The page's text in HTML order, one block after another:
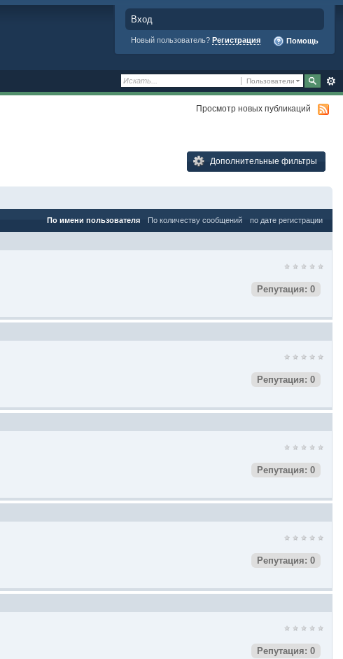
Вход
Новый пользователь? Регистрация Помощь
Пользователи
Просмотр новых публикаций
Дополнительные фильтры
По имени пользователя По количеству сообщений по дате регистрации
Репутация: 0
Репутация: 0
Репутация: 0
Репутация: 0
Репутация: 0